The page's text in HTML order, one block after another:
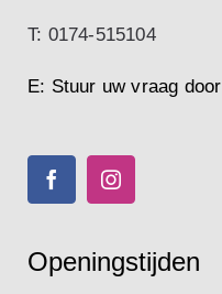
T: 0174-515104
E: Stuur uw vraag door
Openingstijden